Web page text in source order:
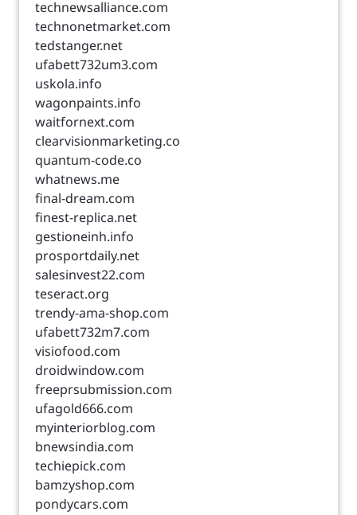
technewsalliance.com
technonetmarket.com
tedstanger.net
ufabett732um3.com
uskola.info
wagonpaints.info
waitfornext.com
clearvisionmarketing.co
quantum-code.co
whatnews.me
final-dream.com
finest-replica.net
gestioneinh.info
prosportdaily.net
salesinvest22.com
teseract.org
trendy-ama-shop.com
ufabett732m7.com
visiofood.com
droidwindow.com
freeprsubmission.com
ufagold666.com
myinteriorblog.com
bnewsindia.com
techiepick.com
bamzyshop.com
pondycars.com